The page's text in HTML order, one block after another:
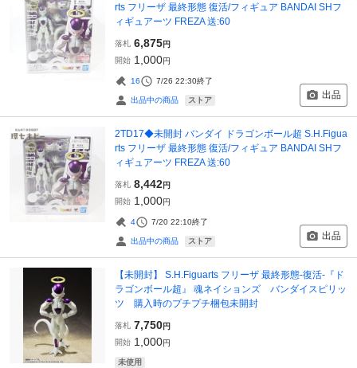
rts フリーザ 最終形態 復活/フィギュア BANDAI SHフ
ィギュアーツ FREZA 送:60
落札 6,875円
開始 1,000円
16 7/26 22:30終了
出品中の商品 ストア 出品
2TD17◆未開封 バンダイ ドラゴンボール超 S.H.Figua
rts フリーザ 最終形態 復活/フィギュア BANDAI SHフ
ィギュアーツ FREZA 送:60
落札 8,442円
開始 1,000円
4 7/20 22:10終了
出品中の商品 ストア 出品
【未開封】 S.H.Figuarts フリーザ 最終形態-復活-『ド
ラゴンボール超』 魂ネイションズ バンダイスピリッ
ツ 購入時のプチプチ梱包未開封
落札 7,750円
開始 1,000円
未使用